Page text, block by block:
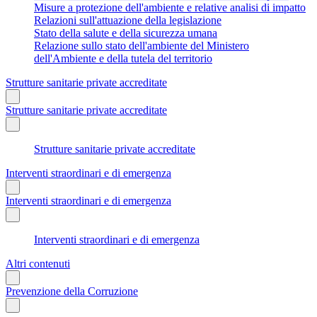
Misure a protezione dell'ambiente e relative analisi di impatto
Relazioni sull'attuazione della legislazione
Stato della salute e della sicurezza umana
Relazione sullo stato dell'ambiente del Ministero
dell'Ambiente e della tutela del territorio
Strutture sanitarie private accreditate
Strutture sanitarie private accreditate
Strutture sanitarie private accreditate
Interventi straordinari e di emergenza
Interventi straordinari e di emergenza
Interventi straordinari e di emergenza
Altri contenuti
Prevenzione della Corruzione